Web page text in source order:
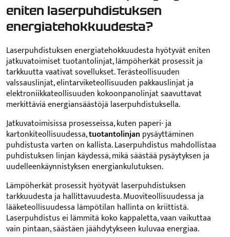
eniten laserpuhdistuksen
energiatehokkuudesta?
Laserpuhdistuksen energiatehokkuudesta hyötyvät eniten
jatkuvatoimiset tuotantolinjat, lämpöherkät prosessit ja
tarkkuutta vaativat sovellukset. Terästeollisuuden
valssauslinjat, elintarviketeollisuuden pakkauslinjat ja
elektroniikkateollisuuden kokoonpanolinjat saavuttavat
merkittäviä energiansäästöjä laserpuhdistuksella.
Jatkuvatoimisissa prosesseissa, kuten paperi- ja
kartonkiteollisuudessa,tuotantolinjan pysäyttäminen
puhdistusta varten on kallista. Laserpuhdistus mahdollistaa
puhdistuksen linjan käydessä, mikä säästää pysäytyksen ja
uudelleenkäynnistyksen energiankulutuksen.
Lämpöherkät prosessit hyötyvät laserpuhdistuksen
tarkkuudesta ja hallittavuudesta. Muoviteollisuudessa ja
lääketeollisuudessa lämpötilan hallinta on kriittistä.
Laserpuhdistus ei lämmitä koko kappaletta, vaan vaikuttaa
vain pintaan, säästäen jäähdytykseen kuluvaa energiaa.